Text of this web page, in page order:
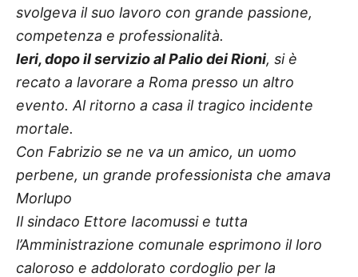
svolgeva il suo lavoro con grande passione,
competenza e professionalità.
Ieri, dopo il servizio al Palio dei Rioni, si è
recato a lavorare a Roma presso un altro
evento. Al ritorno a casa il tragico incidente
mortale.
Con Fabrizio se ne va un amico, un uomo
perbene, un grande professionista che amava
Morlupo
Il sindaco Ettore Iacomussi e tutta
l’Amministrazione comunale esprimono il loro
caloroso e addolorato cordoglio per la